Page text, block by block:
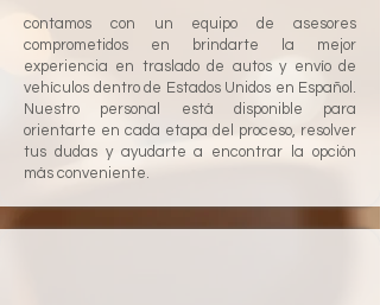
contamos con un equipo de asesores
comprometidos en brindarte la mejor
experiencia en traslado de autos y envío de
vehículos dentro de Estados Unidos en Español.
Nuestro personal está disponible para
orientarte en cada etapa del proceso, resolver
tus dudas y ayudarte a encontrar la opción
más conveniente.